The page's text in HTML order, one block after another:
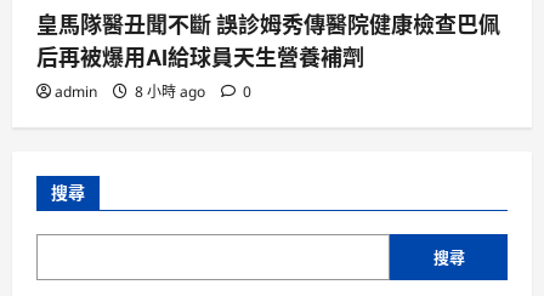
皇馬隊醫丑聞不斷 誤診姆秀傳醫院健康檢查巴佩
后再被爆用AI給球員天生營養補劑
admin 8 小時 ago 0
搜尋
搜尋